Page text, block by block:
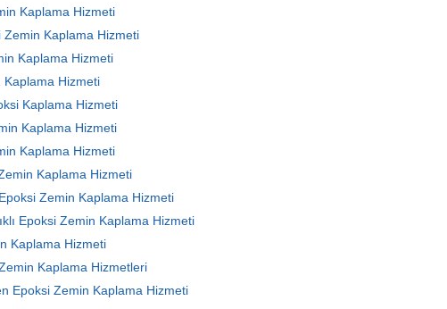
Kaplama Hizmeti
Zemin Kaplama Hizmeti
Kaplama Hizmeti
Kaplama Hizmeti
Kaplama Hizmeti
Kaplama Hizmeti
Kaplama Hizmeti
Kaplama Hizmeti
Zemin Kaplama Hizmeti
Epoksi Zemin Kaplama Hizmeti
Kaplama Hizmeti
Kaplama Hizmetleri
Epoksi Zemin Kaplama Hizmeti